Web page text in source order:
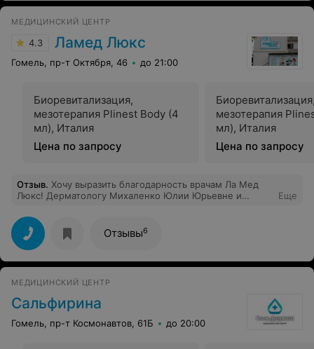
МЕДИЦИНСКИЙ ЦЕНТР
4.3 Ламед Люкс
Гомель, пр-т Октября, 46 до 21:00
Биоревитализация,
мезотерапия Plinest Body (4
мл), Италия
Цена по запросу
мезотерапия
мл), Италия
Цена по запросу
Отзыв. Хочу выразить благодарность врачам Ла Мед
Люкс! Дерматологу Михаленко Юлии Юрьевне и
профессионализм и доброе отношение!
Еще
Отзывы6
МЕДИЦИНСКИЙ ЦЕНТР
Сальфирина
Гомель, пр-т Космонавтов, 61Б до 20:00